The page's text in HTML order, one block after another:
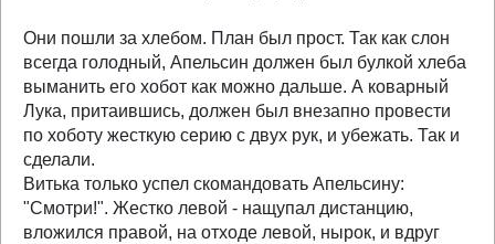
Они пошли за хлебом. План был прост. Так как слон
всегда голодный, Апельсин должен был булкой хлеба
выманить его хобот как можно дальше. А коварный
Лука, притаившись, должен был внезапно провести
по хоботу жесткую серию с двух рук, и убежать. Так и
сделали.
Витька только успел скомандовать Апельсину:
"Смотри!". Жестко левой - нащупал дистанцию,
вложился правой, на отходе левой, нырок, и вдруг